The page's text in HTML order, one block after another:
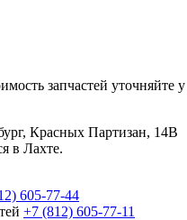
запчастей уточняйте
Красных Партизан, 14В
в Лахте.
605-77-44
+7 (812) 605-77-11